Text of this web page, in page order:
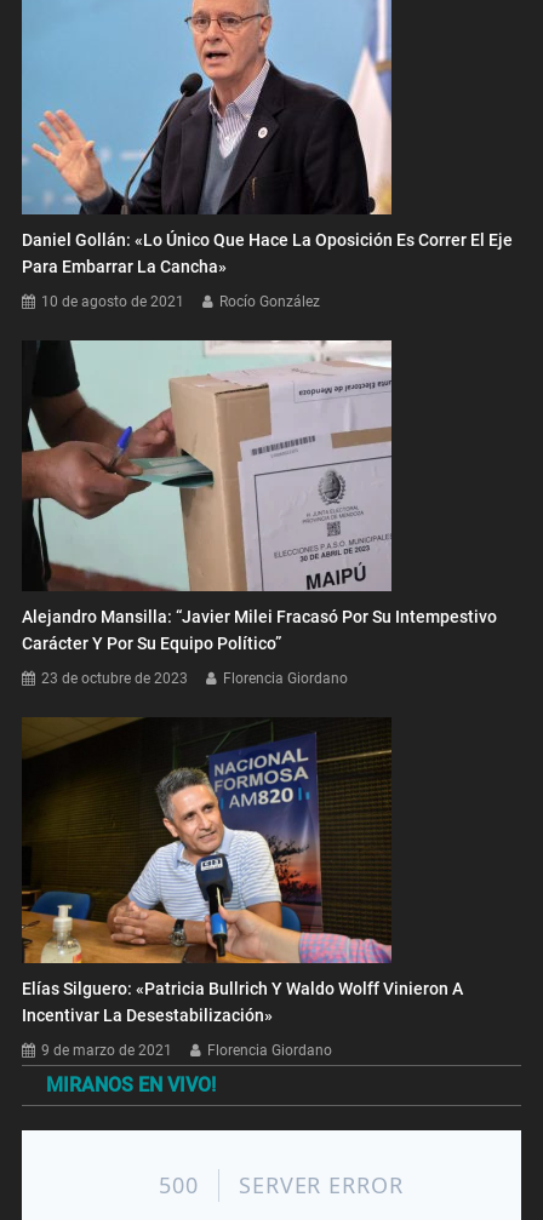
Daniel Gollán: «Lo Único Que Hace La Oposición Es Correr El Eje
Para Embarrar La Cancha»
10 de agosto de 2021 Rocío González
Alejandro Mansilla: “Javier Milei Fracasó Por Su Intempestivo
Carácter Y Por Su Equipo Político”
23 de octubre de 2023 Florencia Giordano
Elías Silguero: «Patricia Bullrich Y Waldo Wolff Vinieron A
Incentivar La Desestabilización»
9 de marzo de 2021 Florencia Giordano
MIRANOS EN VIVO!